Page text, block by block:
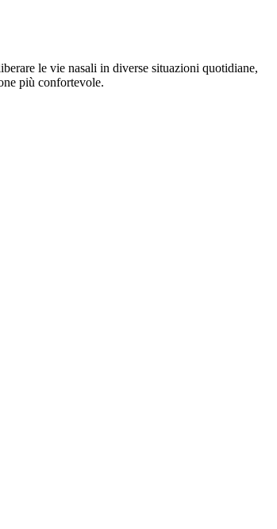
le vie nasali in diverse situazioni quotidiane,
più confortevole.